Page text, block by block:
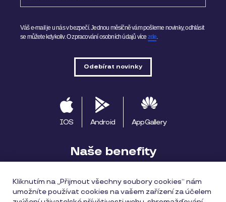
Váš e-mail je u nás v bezpečí. Jednou měsíčně vám pošleme novinky, odhlásit
se můžete kdykoliv.O zpracování osobních údajů více zde.
IOS Android AppGallery
Naše benefity
Apple Pay Pluxee Cestuj Pluxee Rozvoz
Kliknutím na „Přijmout všechny soubory cookies“ nám
umožníte používat cookies na vašem zařízení za účelem